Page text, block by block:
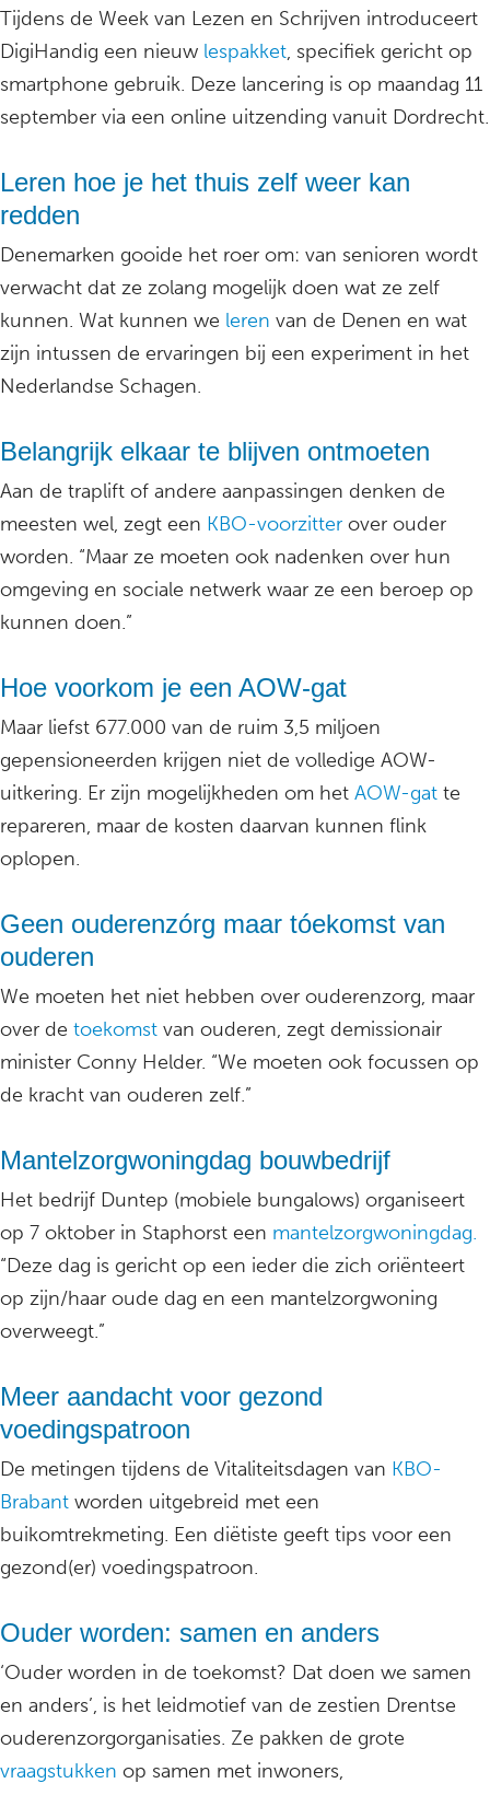
Tijdens de Week van Lezen en Schrijven introduceert
DigiHandig een nieuw lespakket, specifiek gericht op
smartphone gebruik. Deze lancering is op maandag 11
september via een online uitzending vanuit Dordrecht.
Leren hoe je het thuis zelf weer kan
redden
Denemarken gooide het roer om: van senioren wordt
verwacht dat ze zolang mogelijk doen wat ze zelf
kunnen. Wat kunnen we leren van de Denen en wat
zijn intussen de ervaringen bij een experiment in het
Nederlandse Schagen.
Belangrijk elkaar te blijven ontmoeten
Aan de traplift of andere aanpassingen denken de
meesten wel, zegt een KBO-voorzitter over ouder
worden. “Maar ze moeten ook nadenken over hun
omgeving en sociale netwerk waar ze een beroep op
kunnen doen.”
Hoe voorkom je een AOW-gat
Maar liefst 677.000 van de ruim 3,5 miljoen
gepensioneerden krijgen niet de volledige AOW-
uitkering. Er zijn mogelijkheden om het AOW-gat te
repareren, maar de kosten daarvan kunnen flink
oplopen.
Geen ouderenzórg maar tóekomst van
ouderen
We moeten het niet hebben over ouderenzorg, maar
over de toekomst van ouderen, zegt demissionair
minister Conny Helder. “We moeten ook focussen op
de kracht van ouderen zelf.”
Mantelzorgwoningdag bouwbedrijf
Het bedrijf Duntep (mobiele bungalows) organiseert
op 7 oktober in Staphorst een mantelzorgwoningdag.
“Deze dag is gericht op een ieder die zich oriënteert
op zijn/haar oude dag en een mantelzorgwoning
overweegt.”
Meer aandacht voor gezond
voedingspatroon
De metingen tijdens de Vitaliteitsdagen van KBO-
Brabant worden uitgebreid met een
buikomtrekmeting. Een diëtiste geeft tips voor een
gezond(er) voedingspatroon.
Ouder worden: samen en anders
‘Ouder worden in de toekomst? Dat doen we samen
en anders’, is het leidmotief van de zestien Drentse
ouderenzorgorganisaties. Ze pakken de grote
vraagstukken op samen met inwoners,